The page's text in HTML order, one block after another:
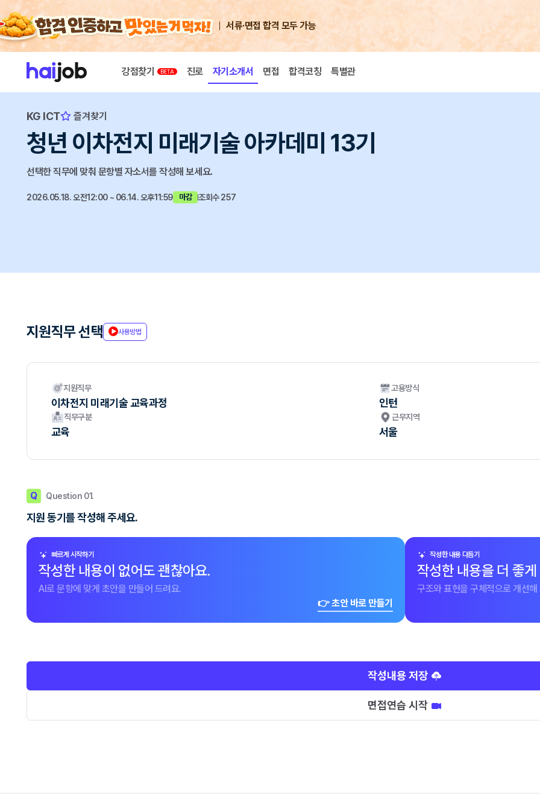
서류·면접 합격 모두 가능
강점찾기 진로 자기소개서 면접 합격코칭 특별관
KG ICT 즐겨찾기
청년 이차전지 미래기술 아카데미 13기
선택한 직무에 맞춰 문항별 자소서를 작성해 보세요.
2026.05.18. 오전12:00 ~ 06.14. 오후11:59 마감 조회수 257
지원직무 선택 사용방법
지원직무
이차전지 미래기술 교육과정
고용방식
인턴
직무구분
교육
근무지역
서울
Q Question 01.
지원 동기를 작성해 주세요.
빠르게 시작하기
작성한 내용이 없어도 괜찮아요.
AI로 문항에 맞게 초안을 만들어 드려요.
👉 초안 바로 만들기
작성한 내용 다듬기
작성한 내용을 더 좋
구조와 표현을 구체적으로 개선해
작성내용 저장
면접연습 시작